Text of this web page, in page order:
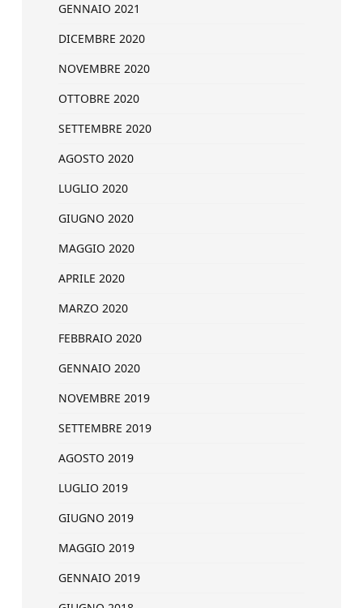
GENNAIO 2021
DICEMBRE 2020
NOVEMBRE 2020
OTTOBRE 2020
SETTEMBRE 2020
AGOSTO 2020
LUGLIO 2020
GIUGNO 2020
MAGGIO 2020
APRILE 2020
MARZO 2020
FEBBRAIO 2020
GENNAIO 2020
NOVEMBRE 2019
SETTEMBRE 2019
AGOSTO 2019
LUGLIO 2019
GIUGNO 2019
MAGGIO 2019
GENNAIO 2019